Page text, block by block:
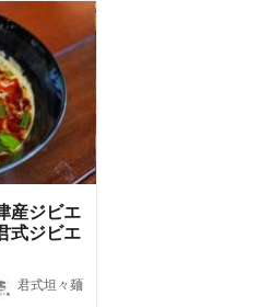
産ジビエ
式ジビエ
君式坦々麺